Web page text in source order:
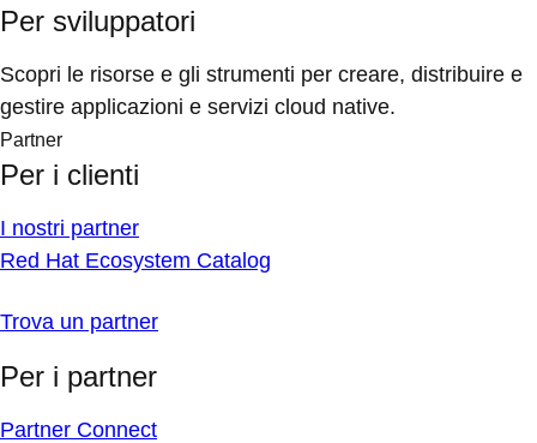
Per sviluppatori
Scopri le risorse e gli strumenti per creare, distribuire e
gestire applicazioni e servizi cloud native.
Partner
Per i clienti
I nostri partner
Red Hat Ecosystem Catalog
Trova un partner
Per i partner
Partner Connect